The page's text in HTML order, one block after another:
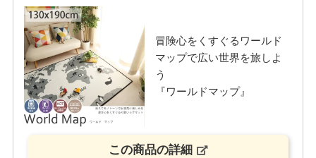
冒険心をくすぐるワールド
マップで広い世界を旅しよ
う
『ワールドマップ』
この商品の詳細